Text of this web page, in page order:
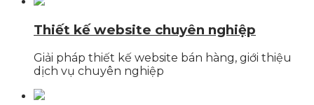
Thiết kế website chuyên nghiệp
Giải pháp thiết kế website bán hàng, giới thiệu
dịch vụ chuyên nghiệp